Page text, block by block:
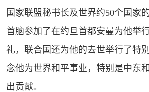
国家联盟秘书长及世界约50个国家
首脑参加了在约旦首都安曼为他举
礼，联合国还为他的去世举行了特
念他为世界和平事业，特别是中东
出贡献。